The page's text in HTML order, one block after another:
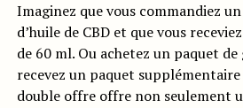
Imaginez que vous commandiez
d’huile de CBD et que vous
de 60 ml. Ou achetez un paquet
recevez un paquet
double offre offre non seulement